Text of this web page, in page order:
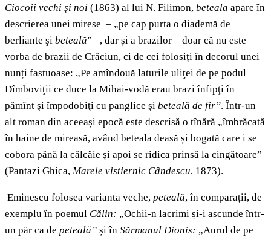
Ciocoii vechi și noi (1863) al lui N. Filimon, beteala apare în
descrierea unei mirese – „pe cap purta o diademă de
berliante şi beteală” –, dar și a brazilor – doar că nu este
vorba de brazii de Crăciun, ci de cei folosiți în decorul unei
nunți fastuoase: „Pe amîndouă laturile uliţei de pe podul
Dîmboviţii ce duce la Mihai-vodă erau brazi înfipţi în
pămînt şi împodobiţi cu panglice şi beteală de fir”. Într-un
alt roman din aceeași epocă este descrisă o tînără „îmbrăcată
în haine de mireasă, având beteala deasă și bogată care i se
cobora până la călcâie și apoi se ridica prinsă la cingătoare”
(Pantazi Ghica, Marele vistiernic Cândescu, 1873).
Eminescu folosea varianta veche, peteală, în comparații, de
exemplu în poemul Călin: „Ochii-n lacrimi și-i ascunde într-
un pär ca de petealä” și în Sărmanul Dionis: „Aurul de pe